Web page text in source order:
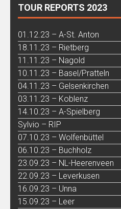
TOUR REPORTS 2023
01.12.23 – A-St. Anton
18.11.23 – Rietberg
11.11.23 – Nagold
10.11.23 – Basel/Pratteln
04.11.23 – Gelsenkirchen
03.11.23 – Koblenz
14.10.23 – A-Spielberg
Sylvio – RIP
07.10.23 – Wolfenbüttel
06.10.23 – Buchholz
23.09.23 – NL-Heerenveen
22.09.23 – Leverkusen
16.09.23 – Unna
15.09.23 – Leer